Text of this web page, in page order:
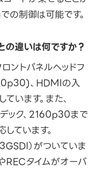
の制御は可能です。
の違いは何ですか？
ントパネルヘッドフ
、HDMIの入
います。また、
ック、2160p30まで
ています。
）がついていま
RECタイムがオーバ